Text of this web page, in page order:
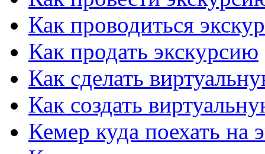
Как проводиться
Как продать экскурсию
Как сделать
Как создать
Кемер куда поехать на